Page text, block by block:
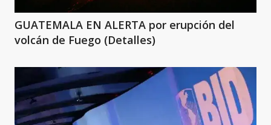
GUATEMALA EN ALERTA por erupción del
volcán de Fuego (Detalles)